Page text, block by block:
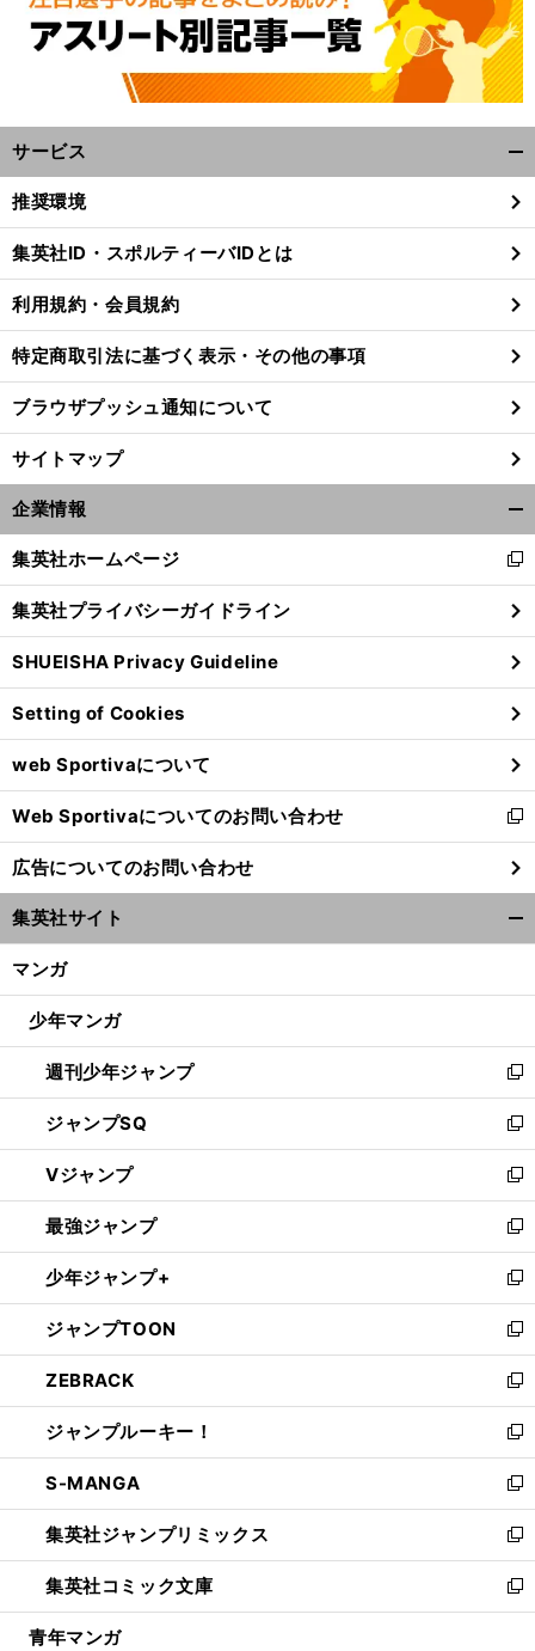
サービス
閉
る
推奨環境
集英社ID・スポルティーバIDとは
利用規約・会員規約
特定商取引法に基づく表示・その他の事項
ブラウザプッシュ通知について
サイトマップ
企業情報
閉
る
集英社ホームページ
新
し
い
ウ
ィ
ン
ド
ウ
で
開
く
集英社プライバシーガイドライン
SHUEISHA Privacy Guideline
Setting of Cookies
web Sportivaについて
Web Sportivaについてのお問い合わせ
新
し
い
ウ
ィ
ン
ウ
開
く
広告についてのお問い合わせ
集英社サイト
マンガ
少年マンガ
週刊少年ジャンプ
新
し
い
ウ
ィ
ン
ド
ウ
で
開
く
ジャンプSQ
新
し
い
ウ
ィ
ン
ド
ウ
で
開
く
Vジャンプ
新
し
い
ウ
ィ
ン
ド
ウ
で
開
く
最強ジャンプ
新
し
い
ウ
ィ
ン
ド
ウ
で
開
く
少年ジャンプ+
新
し
い
ウ
ィ
ン
ド
ウ
で
開
く
ジャンプTOON
新
し
い
ウ
ィ
ン
ド
ウ
で
開
く
ZEBRACK
新
し
い
ウ
ィ
ン
ド
ウ
で
開
ジャンプルーキー！
新
し
い
ウ
ィ
ン
ド
ウ
S-MANGA
新
し
い
ウ
ィ
ン
集英社ジャンプリミックス
新
し
い
ウ
集英社コミック文庫
新
し
青年マンガ